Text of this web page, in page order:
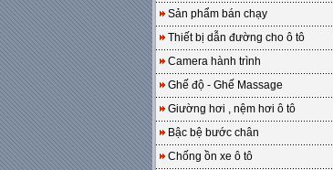
Sản phẩm bán chạy
Thiết bị dẫn đường cho ô tô
Camera hành trình
Ghế độ - Ghế Massage
Giường hơi , nệm hơi ô tô
Bậc bệ bước chân
Chống ồn xe ô tô